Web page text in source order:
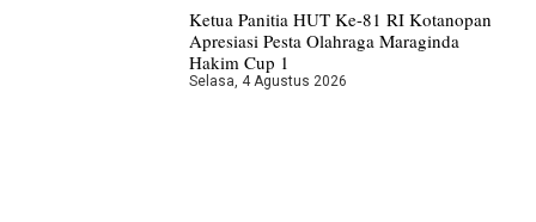
Ketua Panitia HUT Ke-81 RI Kotanopan
Apresiasi Pesta Olahraga Maraginda
Hakim Cup 1
Selasa, 4 Agustus 2026